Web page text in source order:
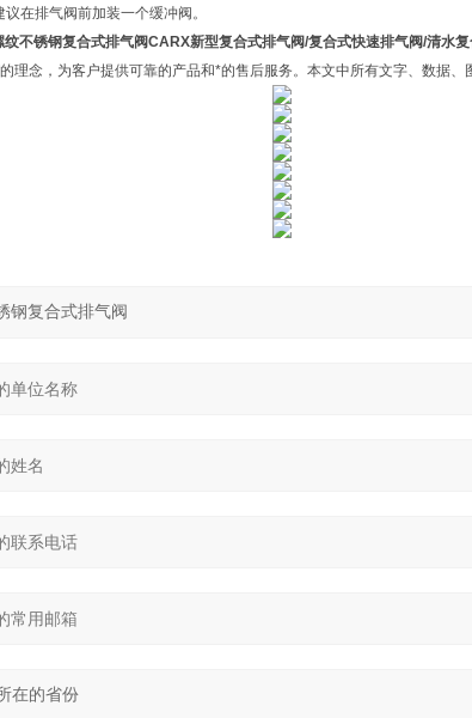
在排气阀前加装一个缓冲阀。
纹不锈钢复合式排气阀CARX新型复合式排气阀/复合式快速排气阀/清水
理念，为客户提供可靠的产品和*的售后服务。本文中所有文字、数据、